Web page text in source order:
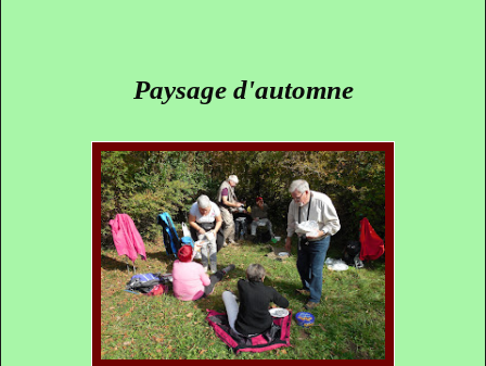
Paysage d'automne